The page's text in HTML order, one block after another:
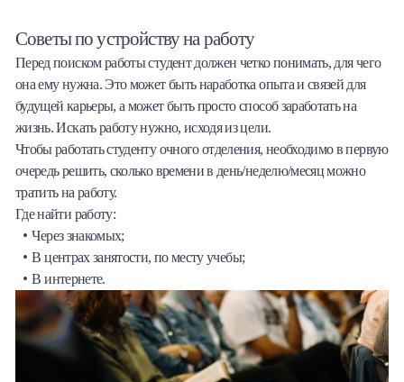
Советы по устройству на работу
Перед поиском работы студент должен четко понимать, для чего
она ему нужна. Это может быть наработка опыта и связей для
будущей карьеры, а может быть просто способ заработать на
жизнь. Искать работу нужно, исходя из цели.
Чтобы работать студенту очного отделения, необходимо в первую
очередь решить, сколько времени в день/неделю/месяц можно
тратить на работу.
Где найти работу:
Через знакомых;
В центрах занятости, по месту учебы;
В интернете.